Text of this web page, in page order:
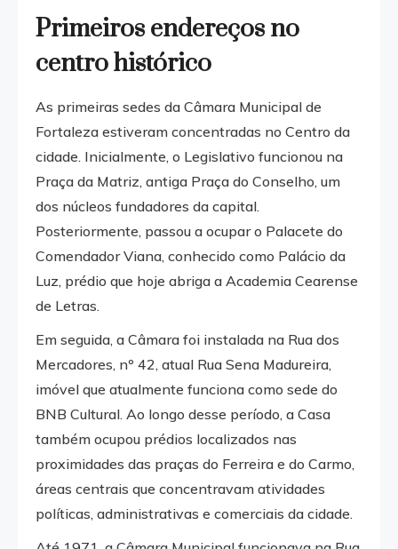
Primeiros endereços no
centro histórico
As primeiras sedes da Câmara Municipal de
Fortaleza estiveram concentradas no Centro da
cidade. Inicialmente, o Legislativo funcionou na
Praça da Matriz, antiga Praça do Conselho, um
dos núcleos fundadores da capital.
Posteriormente, passou a ocupar o Palacete do
Comendador Viana, conhecido como Palácio da
Luz, prédio que hoje abriga a Academia Cearense
de Letras.
Em seguida, a Câmara foi instalada na Rua dos
Mercadores, nº 42, atual Rua Sena Madureira,
imóvel que atualmente funciona como sede do
BNB Cultural. Ao longo desse período, a Casa
também ocupou prédios localizados nas
proximidades das praças do Ferreira e do Carmo,
áreas centrais que concentravam atividades
políticas, administrativas e comerciais da cidade.